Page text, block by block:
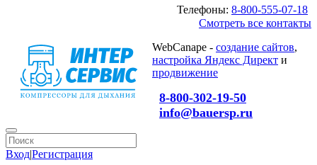
Телефоны: 8-800-555-07-18
Смотреть все контакты
WebCanape - создание сайтов,
настройка Яндекс Директ и
продвижение
8-800-302-19-50
info@bauersp.ru
Вход|Регистрация